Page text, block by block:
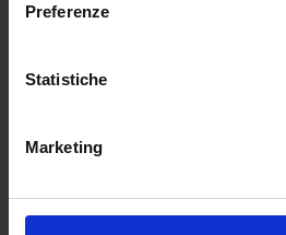
Preferenze
Statistiche
Marketing
moderna area che ha
spazio unico, innovativo e